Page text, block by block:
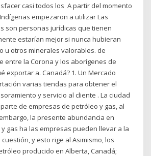
casi todos los A partir del momento
empezaron a utilizar Las
son personas jurídicas que tienen
estarían mejor si nunca hubieran
u otros minerales valorables. de
entre la Corona y los aborígenes de
exportar a. Canadá? 1. Un Mercado
varias tiendas para obtener el
y servicio al cliente . La ciudad
de empresas de petróleo y gas, al
la presente abundancia en
gas ha las empresas pueden llevar a la
y esto rige al Asimismo, los
producido en Alberta, Canadá;